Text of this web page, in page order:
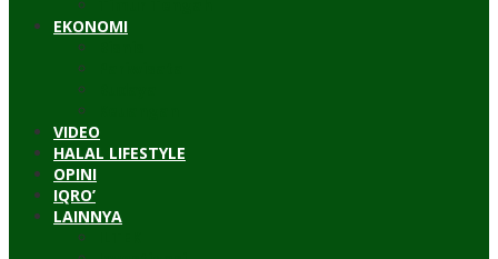
EKONOMI
VIDEO
HALAL LIFESTYLE
OPINI
IQRO’
LAINNYA